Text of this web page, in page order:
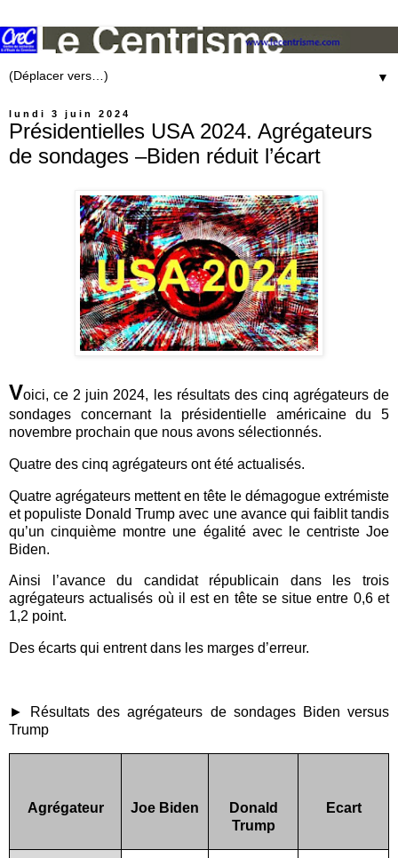
▼
lundi 3 juin 2024
Présidentielles USA 2024. Agrégateurs
de sondages –Biden réduit l’écart
Voici, ce 2 juin 2024, les résultats des cinq agrégateurs de
sondages concernant la présidentielle américaine du 5
novembre prochain que nous avons sélectionnés.
Quatre des cinq agrégateurs ont été actualisés.
Quatre agrégateurs mettent en tête le démagogue extrémiste
et populiste Donald Trump avec une avance qui faiblit tandis
qu’un cinquième montre une égalité avec le centriste Joe
Biden.
Ainsi l’avance du candidat républicain dans les trois
agrégateurs actualisés où il est en tête se situe entre 0,6 et
1,2 point.
Des écarts qui entrent dans les marges d’erreur.
► Résultats des agrégateurs de sondages Biden versus
Trump
Agrégateur Joe Biden
Donald
Trump
Ecart